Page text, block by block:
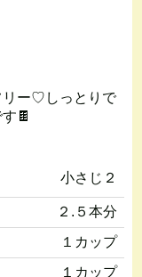
リー♡しっとりで
🍫
小さじ２
２.５本分
１カップ
１カップ